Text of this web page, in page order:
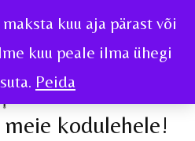
kuu aja pärast või
kuu peale ilma ühegi
Peida
kodulehele!